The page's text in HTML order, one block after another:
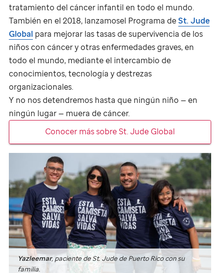
Yazleemar, paciente deSt. Jude de Puerto Rico con su
familia.
tratamiento del cáncer infantil en todo el mundo.
También en el 2018, lanzamosel Programa deSt. Jude
Global para mejorar las tasas de supervivencia de los
niños con cáncer y otras enfermedades graves, en
todo el mundo, mediante el intercambio de
conocimientos, tecnología y destrezas
organizacionales.
Y no nos detendremos hasta que ningún niño — en
ningún lugar — muera de cáncer.
Conocer más sobreSt. Jude Global